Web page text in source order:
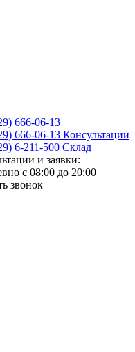
666-06-13
666-06-13 Консультации
6-211-500 Склад
и заявки:
с 08:00 до 20:00
звонок